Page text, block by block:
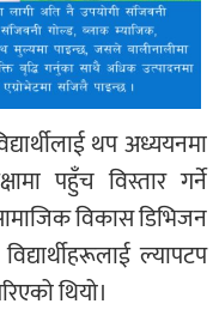
थप अध्ययनमा
पहुँच विस्तार गर्ने
विकास डिभिजन
ल्यापटप
थियो।